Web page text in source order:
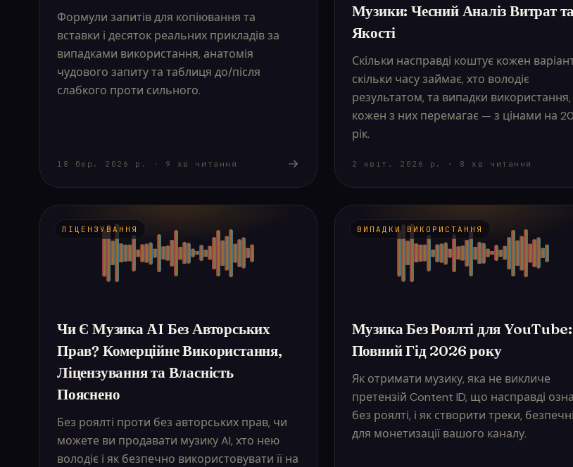
Формули запитів для копіювання та
вставки і десяток реальних прикладів за
випадками використання, анатомія
чудового запиту та таблиця до/після
слабкого проти сильного.
18 бер. 2026 р. · 9 хв читання
Музики: Чесний Аналіз Витрат та
Якості
Скільки насправді коштує кожен
скільки часу займає, хто володіє
результатом, та випадки
кожен з них перемагає — з цінами на
рік.
2 квіт. 2026 р. · 8 хв читання
ЛІЦЕНЗУВАННЯ
Чи Є Музика AI Без Авторських
Прав? Комерційне Використання,
Ліцензування та Власність
Пояснено
Без роялті проти без авторських прав, чи
можете ви продавати музику AI, хто нею
володіє і як безпечно використовувати її на
ВИПАДКИ ВИКОРИСТАННЯ
Музика Без Роялті для YouTube:
Повний Гід 2026 року
Як отримати музику, яка не викличе
претензій Content ID, що насправді
без роялті, і як створити треки, безпечні
для монетизації вашого каналу.